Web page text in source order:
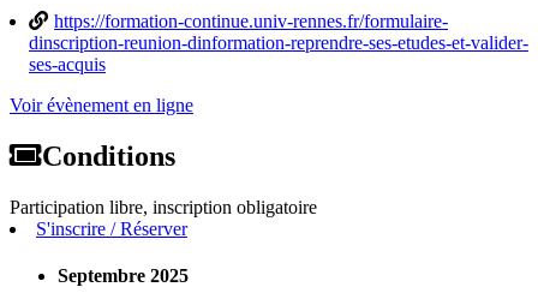
https://formation-continue.univ-rennes.fr/formulaire-
dinscription-reunion-dinformation-reprendre-ses-etudes-et-valider-
ses-acquis
Voir évènement en ligne
Conditions
Participation libre, inscription obligatoire
S'inscrire / Réserver
Septembre 2025